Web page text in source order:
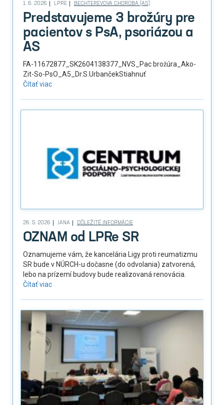
1. 6. 2026 LPRE BECHTEREVOVA CHOROBA (AS)
Predstavujeme 3 brožúry pre
pacientov s PsA, psoriázou a
AS
FA-11672877_SK2604138377_NVS_Pac brožúra_Ako-
Zit-So-PsO_A5_Dr.S.UrbančekStiahnuť
Čítať viac
26. 5. 2026 JANA DÔLEŽITÉ INFORMÁCIE
OZNAM od LPRe SR
Oznamujeme vám, že kancelária Ligy proti reumatizmu
SR bude v NÚRCH-u dočasne (do odvolania) zatvorená,
lebo na prízemí budovy bude realizovaná renovácia.
Čítať viac